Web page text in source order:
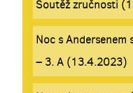
Soutěž zručnosti
Noc s Andersenem
– 3. A (13.4.2023)